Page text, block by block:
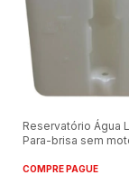
Reservatório Água
Para-brisa sem
COMPRE PAGUE